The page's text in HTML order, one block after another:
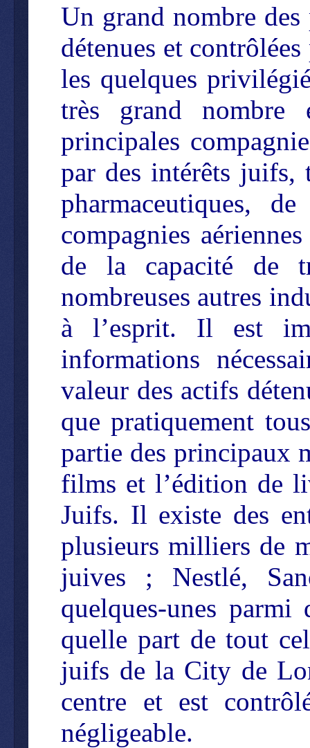
Un grand nombre des
détenues et
les quelques
très grand
principales
par des intérêts juifs,
pharmaceutiques,
compagnies
de la capacité de
nombreuses autres
à l’esprit. Il est
informations
valeur des actifs
que pratiquement
partie des principaux
films et l’édition de
Juifs. Il existe des
plusieurs milliers de
juives ; Nestlé,
quelques-unes
quelle part de tout
juifs de la City de
centre et est
négligeable.